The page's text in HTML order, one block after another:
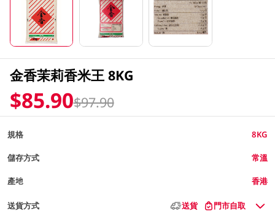
金香茉莉香米王 8KG
$85.90$97.90
規格 8KG
儲存方式 常溫
產地 香港
送貨方式 送貨 門市自取